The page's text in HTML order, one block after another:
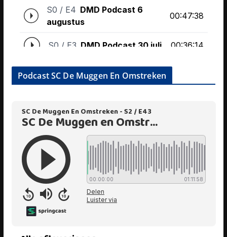
Podcast SC De Muggen En Omstreken